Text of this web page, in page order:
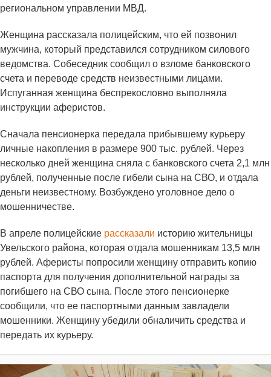
региональном управлении МВД.
Женщина рассказала полицейским, что ей позвонил
мужчина, который представился сотрудником силового
ведомства. Собеседник сообщил о взломе банковского
счета и переводе средств неизвестными лицами.
Испуганная женщина беспрекословно выполняла
инструкции аферистов.
Сначала пенсионерка передала прибывшему курьеру
личные накопления в размере 900 тыс. рублей. Через
несколько дней женщина сняла с банковского счета 2,1 млн
рублей, полученные после гибели сына на СВО, и отдала
деньги неизвестному. Возбуждено уголовное дело о
мошенничестве.
В апреле полицейские рассказали историю жительницы
Увельского района, которая отдала мошенникам 13,5 млн
рублей. Аферисты попросили женщину отправить копию
паспорта для получения дополнительной награды за
погибшего на СВО сына. После этого пенсионерке
сообщили, что ее паспортными данным завладели
мошенники. Женщину убедили обналичить средства и
передать их курьеру.